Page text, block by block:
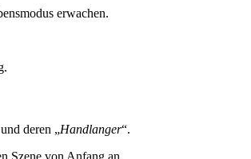
erwachen.
deren „Handlanger“.